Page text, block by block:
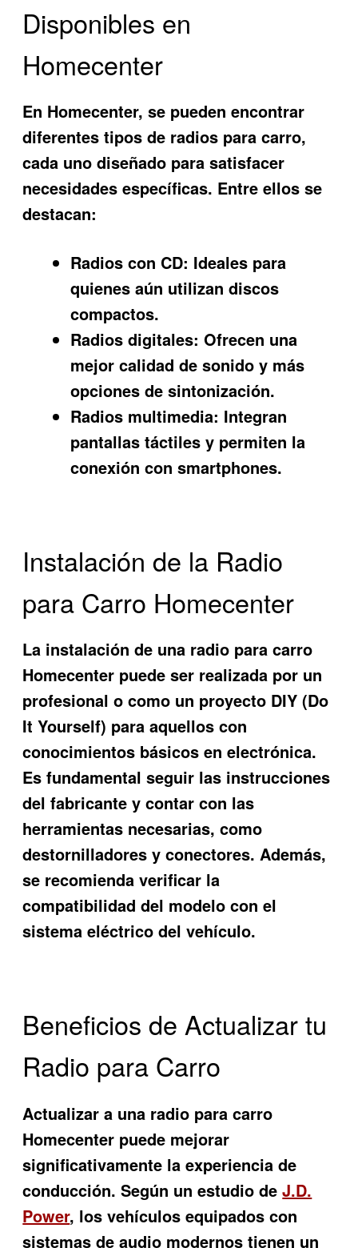
Disponibles en
Homecenter
En Homecenter, se pueden encontrar
diferentes tipos de radios para carro,
cada uno diseñado para satisfacer
necesidades específicas. Entre ellos se
destacan:
Radios con CD: Ideales para
quienes aún utilizan discos
compactos.
Radios digitales: Ofrecen una
mejor calidad de sonido y más
opciones de sintonización.
Radios multimedia: Integran
pantallas táctiles y permiten la
conexión con smartphones.
Instalación de la Radio
para Carro Homecenter
La instalación de una radio para carro
Homecenter puede ser realizada por un
profesional o como un proyecto DIY (Do
It Yourself) para aquellos con
conocimientos básicos en electrónica.
Es fundamental seguir las instrucciones
del fabricante y contar con las
herramientas necesarias, como
destornilladores y conectores. Además,
se recomienda verificar la
compatibilidad del modelo con el
sistema eléctrico del vehículo.
Beneficios de Actualizar tu
Radio para Carro
Actualizar a una radio para carro
Homecenter puede mejorar
significativamente la experiencia de
conducción. Según un estudio deJ.D.
Power, los vehículos equipados con
sistemas de audio modernos tienen un